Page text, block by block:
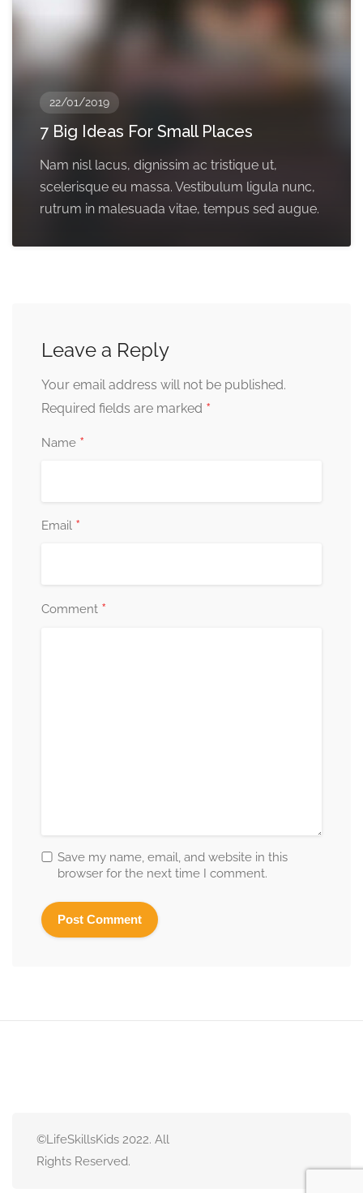
22/01/2019
7 Big Ideas For Small Places
Nam nisl lacus, dignissim ac tristique ut,
scelerisque eu massa. Vestibulum ligula nunc,
rutrum in malesuada vitae, tempus sed augue.
Leave a Reply
Your email address will not be published.
Required fields are marked *
Name *
Email *
Comment *
Save my name, email, and website in this
browser for the next time I comment.
©LifeSkillsKids 2022. All
Rights Reserved.